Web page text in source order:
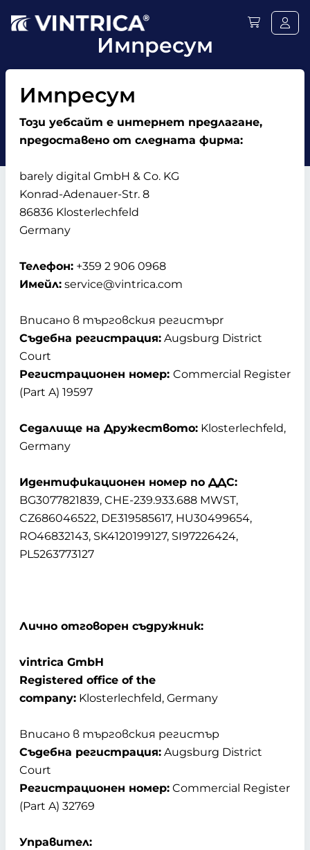
Импресум
Импресум
Този уебсайт е интернет предлагане,
предоставено от следната фирма:
barely digital GmbH & Co. KG
Konrad-Adenauer-Str. 8
86836 Klosterlechfeld
Germany
Телефон: +359 2 906 0968
Имейл: service@vintrica.com
Вписано в търговския регистърr
Съдебна регистрация: Augsburg District
Court
Регистрационен номер: Commercial Register
(Part A) 19597
Седалище на Дружеството: Klosterlechfeld,
Germany
Идентификационен номер по ДДС:
BG3077821839, CHE-239.933.688 MWST,
CZ686046522, DE319585617, HU30499654,
RO46832143, SK4120199127, SI97226424,
PL5263773127
Лично отговорен съдружник:
vintrica GmbH
Registered office of the
company: Klosterlechfeld, Germany
Вписано в търговския регистър
Съдебна регистрация: Augsburg District
Court
Регистрационен номер: Commercial Register
(Part A) 32769
Управител: